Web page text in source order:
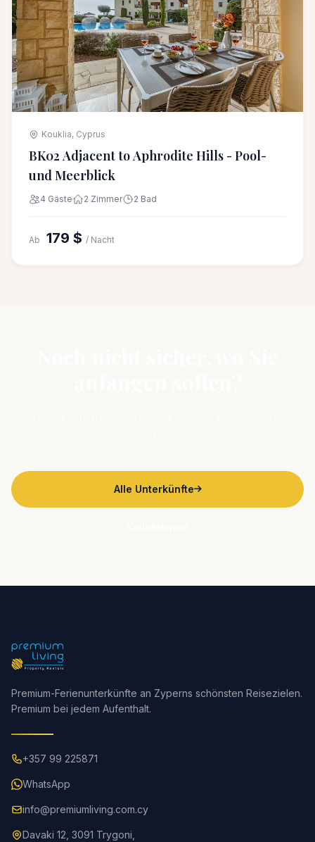
Kouklia, Cyprus
BK02 Adjacent to Aphrodite Hills - Pool-
und Meerblick
4 Gäste 2 Zimmer 2 Bad
Ab 179 $ / Nacht
Alle Unterkünfte
Premium-Ferienunterkünfte an Zyperns schönsten Reisezielen.
Premium bei jedem Aufenthalt.
+357 99 225871
WhatsApp
info@premiumliving.com.cy
Davaki 12, 3091 Trygoni,